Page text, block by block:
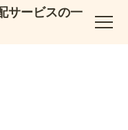
サービスの一